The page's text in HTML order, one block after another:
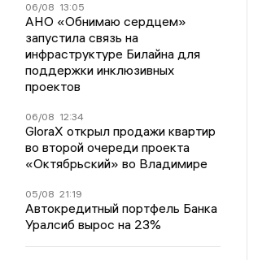
06/08 13:05
АНО «Обнимаю сердцем»
запустила связь на
инфраструктуре Билайна для
поддержки инклюзивных
проектов
06/08 12:34
GloraX открыл продажи квартир
во второй очереди проекта
«Октябрьский» во Владимире
05/08 21:19
Автокредитный портфель Банка
Уралсиб вырос на 23%